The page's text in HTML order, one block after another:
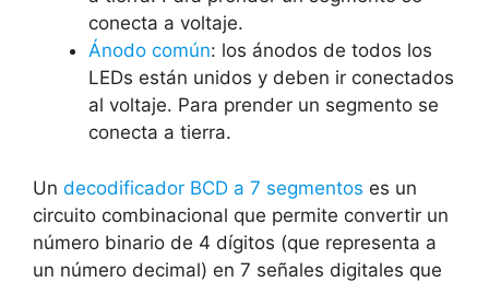
conecta a voltaje.
Ánodo común: los ánodos de todos los
LEDs están unidos y deben ir conectados
al voltaje. Para prender un segmento se
conecta a tierra.
Un decodificador BCD a 7 segmentos es un
circuito combinacional que permite convertir un
número binario de 4 dígitos (que representa a
un número decimal) en 7 señales digitales que